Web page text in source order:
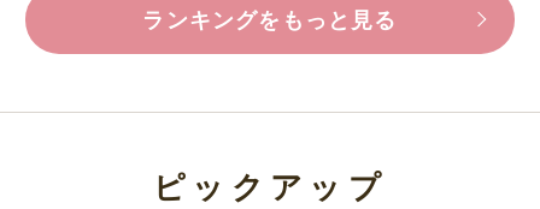
ランキングをもっと見る
ピックアップ